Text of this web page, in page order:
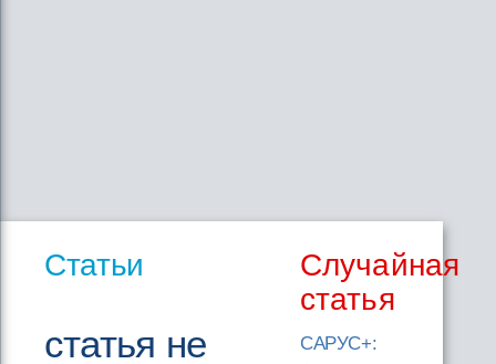
Статьи
статья не
Случайная
статья
САРУС+: